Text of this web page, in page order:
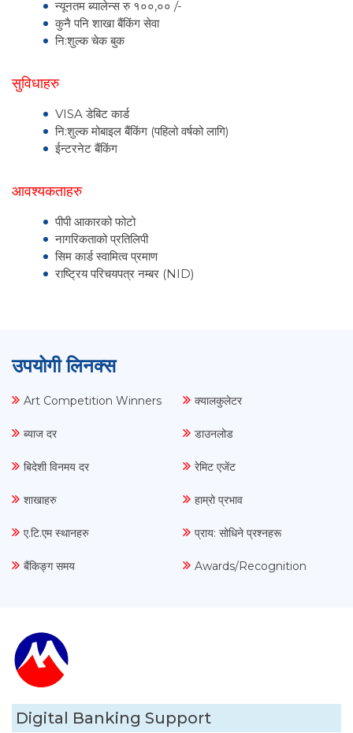
न्यूनतम ब्यालेन्स रु १००,०० /-
कुनै पनि शाखा बैंकिंग सेवा
नि:शुल्क चेक बुक
सुविधाहरु
VISA डेबिट कार्ड
नि:शुल्क मोबाइल बैंकिंग (पहिलो वर्षको लागि)
ईन्टरनेट बैंकिंग
आवश्यकताहरु
पीपी आकारको फोटो
नागरिकताको प्रतिलिपी
सिम कार्ड स्वामित्व प्रमाण
राष्ट्रिय परिचयपत्र नम्बर (NID)
उपयोगी लिनक्स
Art Competition Winners
ब्याज दर
बिदेशी विनमय दर
शाखाहरु
ए.टि.एम स्थानहरु
बैंकिङ्ग समय
क्यालकुलेटर
डाउनलोड
रेमिट एजेंट
हाम्रो प्रभाव
प्राय: सोधिने प्रश्नहरू
Awards/Recognition
Digital Banking Support